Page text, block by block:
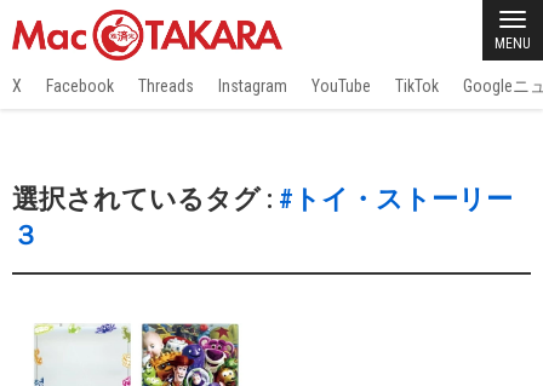
MENU
X Facebook Threads Instagram YouTube TikTok Googleニ
選択されているタグ : #トイ・ストーリー
３